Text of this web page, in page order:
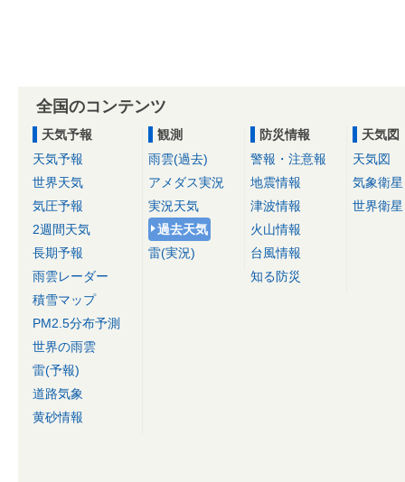
全国のコンテンツ
天気予報
天気予報
世界天気
気圧予報
2週間天気
長期予報
雨雲レーダー
積雪マップ
PM2.5分布予測
世界の雨雲
雷(予報)
道路気象
黄砂情報
観測
雨雲(過去)
アメダス実況
実況天気
過去天気
雷(実況)
防災情報
警報・注意報
地震情報
津波情報
火山情報
台風情報
知る防災
天気図
天気図
気象衛星
世界衛星